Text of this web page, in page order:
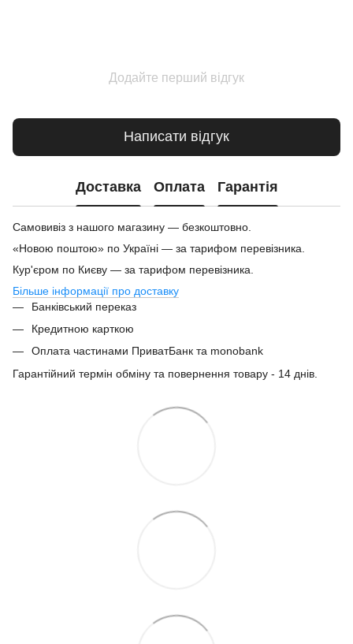
Додайте перший відгук
Написати відгук
Доставка Оплата Гарантія
Самовивіз з нашого магазину — безкоштовно.
«Новою поштою» по Україні — за тарифом перевізника.
Кур'єром по Києву — за тарифом перевізника.
Більше інформації про доставку
Банківський переказ
Кредитною карткою
Оплата частинами ПриватБанк та monobank
Гарантійний термін обміну та повернення товару - 14 днів.